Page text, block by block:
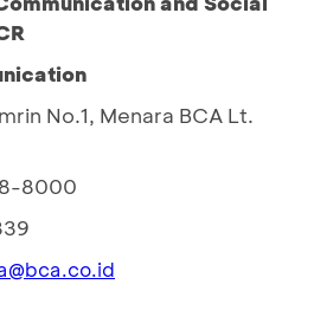
No.1, Menara BCA Lt.
8000